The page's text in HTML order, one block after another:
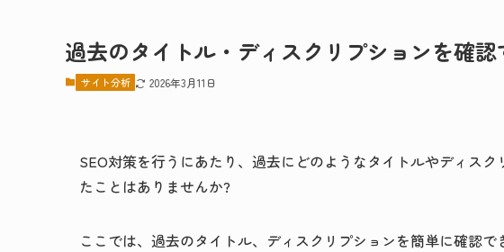
過去のタイトル・ディスクリプションを確認
サイト分析 2026年3月11日
SEO対策を行うにあたり、過去にどのようなタイトルやディス
たことはありませんか?
ここでは、過去のタイトル、ディスクリプションを簡単に確認で